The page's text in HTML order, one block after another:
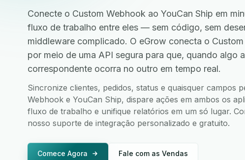
Conecte o Custom Webhook ao YouCan Ship em
fluxo de trabalho entre eles — sem código, sem
middleware complicado. O eGrow conecta o
por meio de uma API segura para que, quando algo
correspondente ocorra no outro em tempo real.
Sincronize clientes, pedidos, status e quaisquer campos
Webhook e YouCan Ship, dispare ações em ambos os
fluxo de trabalho e unifique relatórios em um só lugar.
nosso suporte de integração personalizado e gratuito.
Comece Agora Fale com as Vendas